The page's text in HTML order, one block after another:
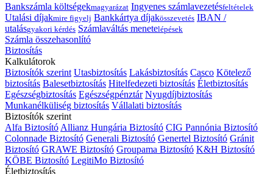
Bankszámla költségekmagyarázat Ingyenes számlavezetésfeltételek
Utalási díjakmire figyelj Bankkártya díjakösszevetés IBAN /
utalásgyakori kérdés Számlaváltás menetelépések
Számla összehasonlító
Biztosítás
Kalkulátorok
Biztosítók szerint Utasbiztosítás Lakásbiztosítás Casco Kötelező
biztosítás Balesetbiztosítás Hitelfedezeti biztosítás Életbiztosítás
Egészségbiztosítás Egészségpénztár Nyugdíjbiztosítás
Munkanélküliség biztosítás Vállalati biztosítás
Biztosítók szerint
Alfa Biztosító Allianz Hungária Biztosító CIG Pannónia Biztosító
Colonnade Biztosító Generali Biztosító Genertel Biztosító Gránit
Biztosító GRAWE Biztosító Groupama Biztosító K&H Biztosító
KÖBE Biztosító LegitiMo Biztosító
Életbiztosítás